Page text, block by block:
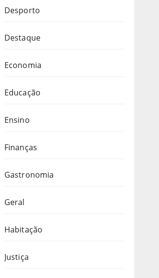
Desporto
Destaque
Economia
Educação
Ensino
Finanças
Gastronomia
Geral
Habitação
Justiça